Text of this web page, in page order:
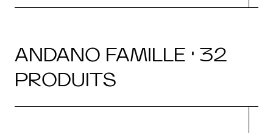
ANDANO FAMILLE · 32
PRODUITS